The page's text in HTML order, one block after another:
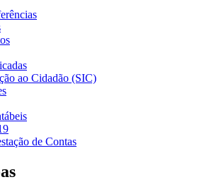
ao Cidadão (SIC)
de Contas